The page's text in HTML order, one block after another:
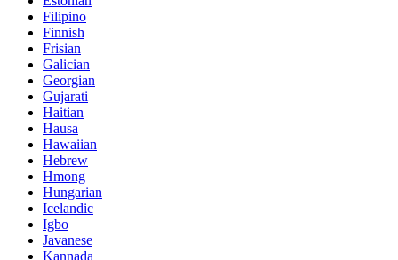
Filipino
Finnish
Frisian
Galician
Georgian
Gujarati
Haitian
Hausa
Hawaiian
Hebrew
Hmong
Hungarian
Icelandic
Igbo
Javanese
Kannada